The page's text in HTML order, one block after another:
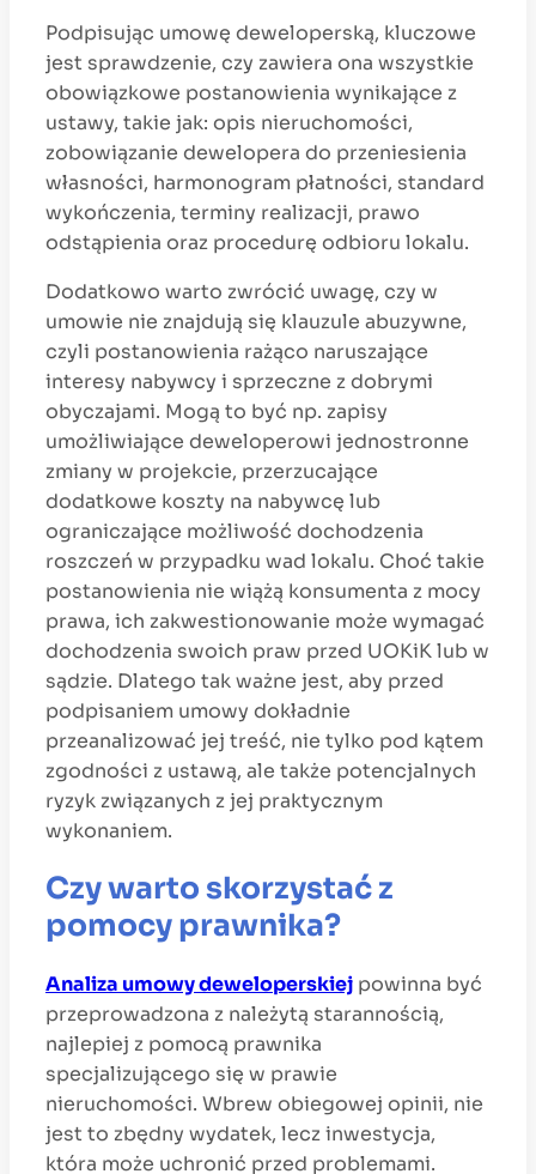
Podpisując umowę deweloperską, kluczowe
jest sprawdzenie, czy zawiera ona wszystkie
obowiązkowe postanowienia wynikające z
ustawy, takie jak: opis nieruchomości,
zobowiązanie dewelopera do przeniesienia
własności, harmonogram płatności, standard
wykończenia, terminy realizacji, prawo
odstąpienia oraz procedurę odbioru lokalu.
Dodatkowo warto zwrócić uwagę, czy w
umowie nie znajdują się klauzule abuzywne,
czyli postanowienia rażąco naruszające
interesy nabywcy i sprzeczne z dobrymi
obyczajami. Mogą to być np. zapisy
umożliwiające deweloperowi jednostronne
zmiany w projekcie, przerzucające
dodatkowe koszty na nabywcę lub
ograniczające możliwość dochodzenia
roszczeń w przypadku wad lokalu. Choć takie
postanowienia nie wiążą konsumenta z mocy
prawa, ich zakwestionowanie może wymagać
dochodzenia swoich praw przed UOKiK lub w
sądzie. Dlatego tak ważne jest, aby przed
podpisaniem umowy dokładnie
przeanalizować jej treść, nie tylko pod kątem
zgodności z ustawą, ale także potencjalnych
ryzyk związanych z jej praktycznym
wykonaniem.
Czy warto skorzystać z
pomocy prawnika?
Analiza umowy deweloperskiej powinna być
przeprowadzona z należytą starannością,
najlepiej z pomocą prawnika
specjalizującego się w prawie
nieruchomości. Wbrew obiegowej opinii, nie
jest to zbędny wydatek, lecz inwestycja,
która może uchronić przed problemami.